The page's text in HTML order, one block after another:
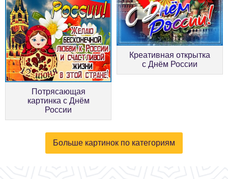
Потрясающая
картинка с Днём
России
Креативная открытка
с Днём России
Больше картинок по категориям